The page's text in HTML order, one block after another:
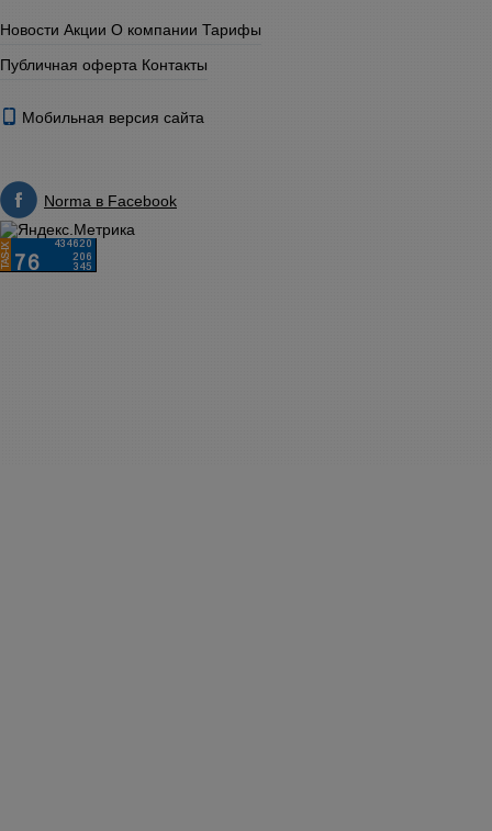
Новости Акции О компании Тарифы
Публичная оферта Контакты
Мобильная версия сайта
Norma в Facebook